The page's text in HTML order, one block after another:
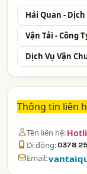
Hải Quan -
Vận Tải - Công
Dịch Vụ Vận
Thông tin liên
Tên liên hệ:
Di động:0378
Email: